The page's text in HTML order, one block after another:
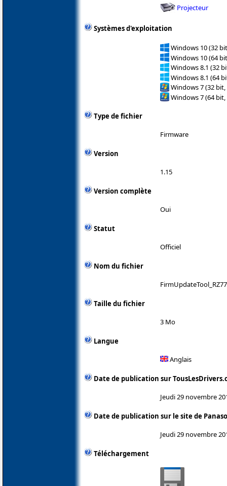
Projecteur
Systèmes d'exploitation
Windows 10 (32
Windows 10 (64
Windows 8.1 (32
Windows 8.1 (64
Windows 7 (32 bit,
Windows 7 (64 bit,
Type de fichier
Firmware
Version
1.15
Version complète
Oui
Statut
Officiel
Nom du fichier
Taille du fichier
3 Mo
Langue
Anglais
Date de publication sur
Jeudi 29 novembre
Date de publication sur le site de
Jeudi 29 novembre
Téléchargement